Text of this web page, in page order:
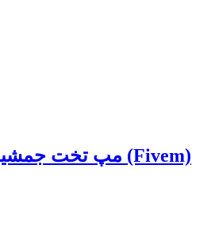
مپ تخت جمشید برای فایوام (Fivem)